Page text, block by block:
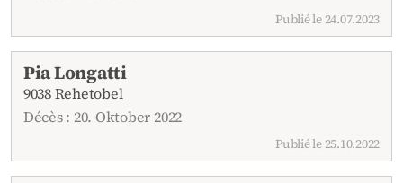
Publié le 24.07.2023
Pia Longatti
9038 Rehetobel
Décès : 20. Oktober 2022
Publié le 25.10.2022